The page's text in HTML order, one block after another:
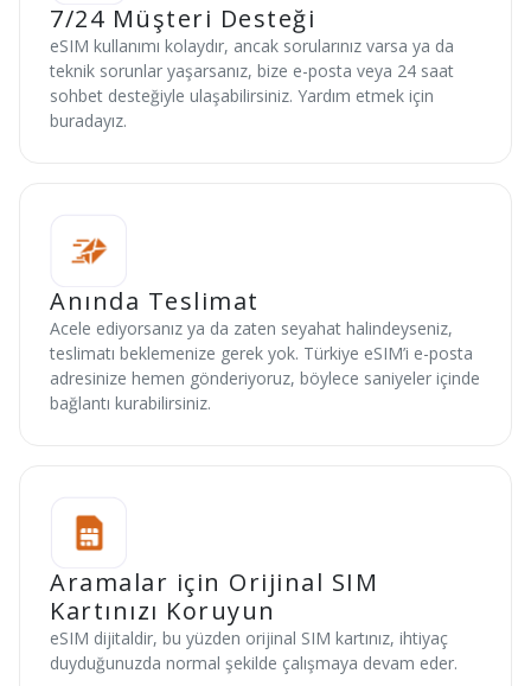
7/24 Müşteri Desteği
eSIM kullanımı kolaydır, ancak sorularınız varsa ya da
teknik sorunlar yaşarsanız, bize e-posta veya 24 saat
sohbet desteğiyle ulaşabilirsiniz. Yardım etmek için
buradayız.
Anında Teslimat
Acele ediyorsanız ya da zaten seyahat halindeyseniz,
teslimatı beklemenize gerek yok. Türkiye eSIM’i e-posta
adresinize hemen gönderiyoruz, böylece saniyeler içinde
bağlantı kurabilirsiniz.
Aramalar için Orijinal SIM
Kartınızı Koruyun
eSIM dijitaldir, bu yüzden orijinal SIM kartınız, ihtiyaç
duyduğunuzda normal şekilde çalışmaya devam eder.